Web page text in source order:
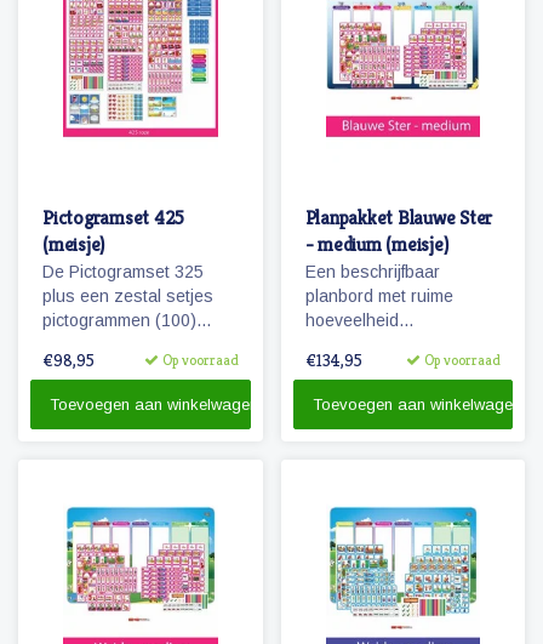
Pictogramset 425
(meisje)
De Pictogramset 325
plus een zestal setjes
pictogrammen (100)
maanden, dagen van de
belonen.
€98,95 Op voorraad
Toevoegen aan winkelwagen
Planpakket Blauwe Ster
- medium (meisje)
Een beschrijfbaar
planbord met ruime
hoeveelheid
pictogrammen voor een
Herkenbaarheid van de
€134,95 Op voorraad
Toevoegen aan winkelwagen